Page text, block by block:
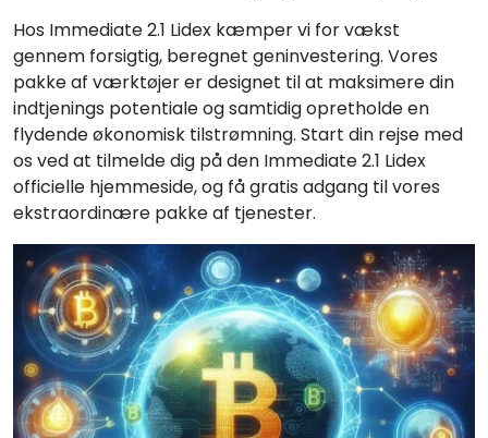
Hos Immediate 2.1 Lidex kæmper vi for vækst
gennem forsigtig, beregnet geninvestering. Vores
pakke af værktøjer er designet til at maksimere din
indtjenings potentiale og samtidig opretholde en
flydende økonomisk tilstrømning. Start din rejse med
os ved at tilmelde dig på den Immediate 2.1 Lidex
officielle hjemmeside, og få gratis adgang til vores
ekstraordinære pakke af tjenester.